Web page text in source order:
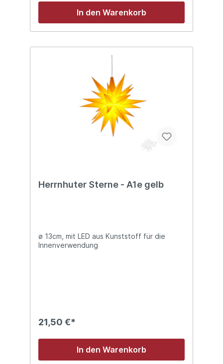
In den Warenkorb
Herrnhuter Sterne - A1e gelb
ø 13cm, mit LED aus Kunststoff für die
Innenverwendung
21,50 €*
In den Warenkorb